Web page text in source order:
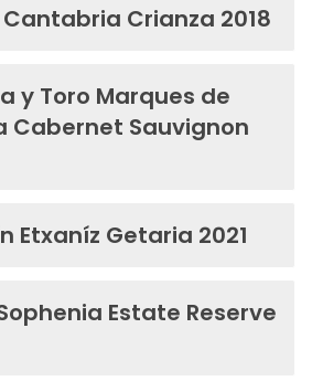
Cantabria Crianza 2018
y Toro Marques de
Cabernet Sauvignon
Etxaníz Getaria 2021
Estate Reserve